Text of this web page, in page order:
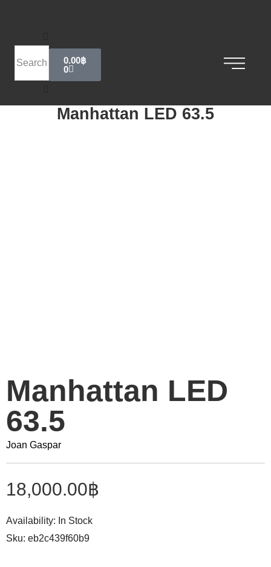
0.00฿
0
Manhattan LED 63.5
Manhattan LED
63.5
Joan Gaspar
18,000.00฿
Availability: In Stock
Sku: eb2c439f60b9